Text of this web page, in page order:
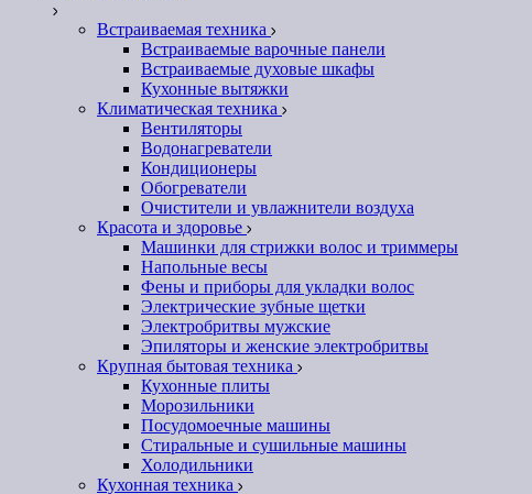
Встраиваемая техника
Встраиваемые варочные панели
Встраиваемые духовые шкафы
Кухонные вытяжки
Климатическая техника
Вентиляторы
Водонагреватели
Кондиционеры
Обогреватели
Очистители и увлажнители воздуха
Красота и здоровье
Машинки для стрижки волос и триммеры
Напольные весы
Фены и приборы для укладки волос
Электрические зубные щетки
Электробритвы мужские
Эпиляторы и женские электробритвы
Крупная бытовая техника
Кухонные плиты
Морозильники
Посудомоечные машины
Стиральные и сушильные машины
Холодильники
Кухонная техника